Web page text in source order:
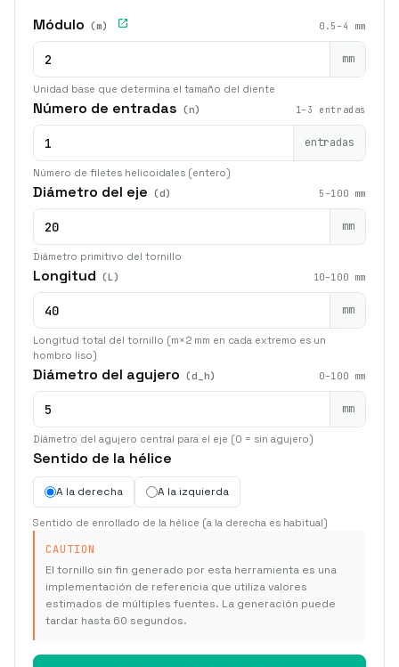
Módulo (m) 0.5–4 mm
mm
Unidad base que determina el tamaño del diente
Número de entradas (n) 1–3 entradas
entradas
Número de filetes helicoidales (entero)
Diámetro del eje (d) 5–100 mm
mm
Diámetro primitivo del tornillo
Longitud (L) 10–100 mm
mm
Longitud total del tornillo (m×2 mm en cada extremo es un
hombro liso)
Diámetro del agujero (d_h) 0–100 mm
mm
Diámetro del agujero central para el eje (0 = sin agujero)
Sentido de la hélice
A la derecha A la izquierda
Sentido de enrollado de la hélice (a la derecha es habitual)
CAUTION
El tornillo sin fin generado por esta herramienta es una
implementación de referencia que utiliza valores
estimados de múltiples fuentes. La generación puede
tardar hasta 60 segundos.